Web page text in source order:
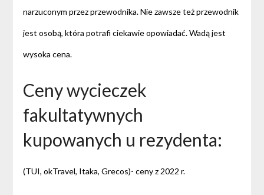
narzuconym przez przewodnika. Nie zawsze też przewodnik
jest osobą, która potrafi ciekawie opowiadać. Wadą jest
wysoka cena.
Ceny wycieczek
fakultatywnych
kupowanych u rezydenta:
(TUI, okTravel, Itaka, Grecos)- ceny z 2022 r.